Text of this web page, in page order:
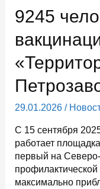
2025
получили
золотые
значки
ГТО
9245
29.01.2026/
С 15 сентября
работает
первый на
максимально